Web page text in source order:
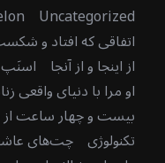
Uncategorized
اتفاقی که افتاد و
از اینجا و از آنجا
او مرا با دنیای واقعی
بیست و چهار ساعت از
تکنولوژی چت‌های